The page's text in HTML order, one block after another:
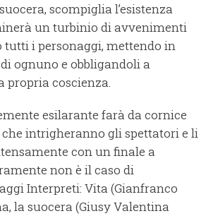
scompiglia l’esistenza
un turbinio di avvenimenti
i personaggi, mettendo in
ognuno e obbligandoli a
propria coscienza.
esilarante farà da cornice
intrigheranno gli spettatori e li
con un finale a
non è il caso di
Interpreti: Vita (Gianfranco
la suocera (Giusy Valentina